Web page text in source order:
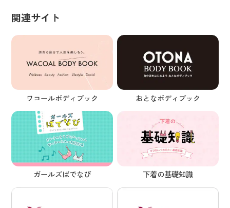
関連サイト
ワコールボディブック おとなボディブック
ガールズばでなび 下着の基礎知識